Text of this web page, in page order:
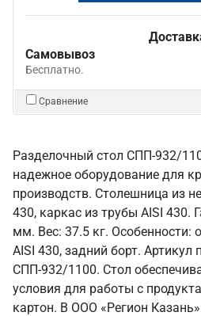
Самовывоз
Бесплатно.
Сравнение
Разделочный стол СПП-932/
надежное оборудование для
производств. Столешница из
430, каркас из трубы AISI 430.
мм. Вес: 37.5 кг. Особенности:
AISI 430, задний борт. Артикул
СПП-932/1100. Стол
условия для работы с
картон. В ООО «Регион